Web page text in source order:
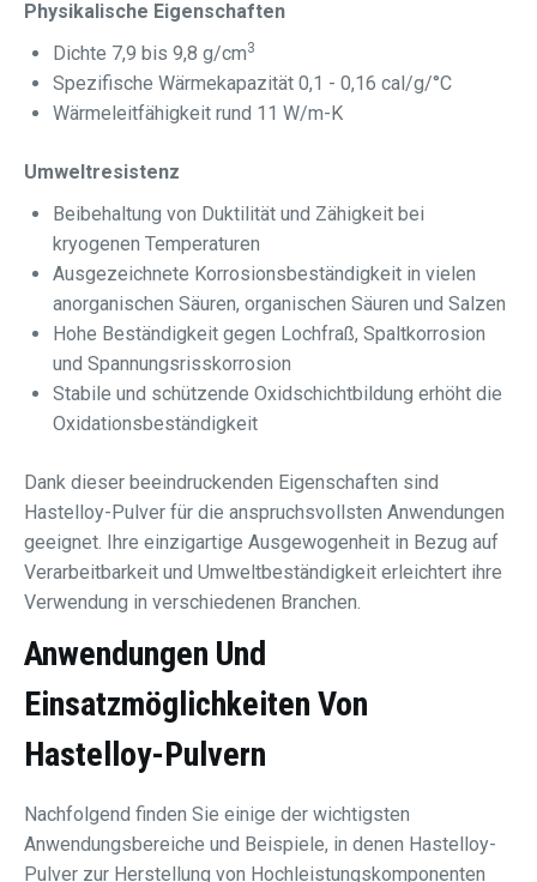
Physikalische Eigenschaften
Dichte 7,9 bis 9,8 g/cm3
Spezifische Wärmekapazität 0,1 - 0,16 cal/g/°C
Wärmeleitfähigkeit rund 11 W/m-K
Umweltresistenz
Beibehaltung von Duktilität und Zähigkeit bei
kryogenen Temperaturen
Ausgezeichnete Korrosionsbeständigkeit in vielen
anorganischen Säuren, organischen Säuren und Salzen
Hohe Beständigkeit gegen Lochfraß, Spaltkorrosion
und Spannungsrisskorrosion
Stabile und schützende Oxidschichtbildung erhöht die
Oxidationsbeständigkeit
Dank dieser beeindruckenden Eigenschaften sind
Hastelloy-Pulver für die anspruchsvollsten Anwendungen
geeignet. Ihre einzigartige Ausgewogenheit in Bezug auf
Verarbeitbarkeit und Umweltbeständigkeit erleichtert ihre
Verwendung in verschiedenen Branchen.
Anwendungen Und
Einsatzmöglichkeiten Von
Hastelloy-Pulvern
Nachfolgend finden Sie einige der wichtigsten
Anwendungsbereiche und Beispiele, in denen Hastelloy-
Pulver zur Herstellung von Hochleistungskomponenten